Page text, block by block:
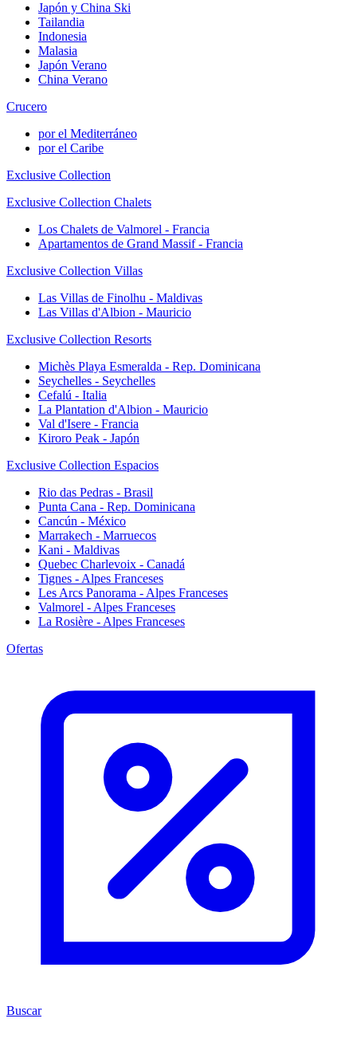
Japón y China Ski
Tailandia
Indonesia
Malasia
Japón Verano
China Verano
Crucero
por el Mediterráneo
por el Caribe
Exclusive Collection
Exclusive Collection Chalets
Los Chalets de Valmorel - Francia
Apartamentos de Grand Massif - Francia
Exclusive Collection Villas
Las Villas de Finolhu - Maldivas
Las Villas d'Albion - Mauricio
Exclusive Collection Resorts
Michès Playa Esmeralda - Rep. Dominicana
Seychelles - Seychelles
Cefalú - Italia
La Plantation d'Albion - Mauricio
Val d'Isere - Francia
Kiroro Peak - Japón
Exclusive Collection Espacios
Rio das Pedras - Brasil
Punta Cana - Rep. Dominicana
Cancún - México
Marrakech - Marruecos
Kani - Maldivas
Quebec Charlevoix - Canadá
Tignes - Alpes Franceses
Les Arcs Panorama - Alpes Franceses
Valmorel - Alpes Franceses
La Rosière - Alpes Franceses
Ofertas
Buscar